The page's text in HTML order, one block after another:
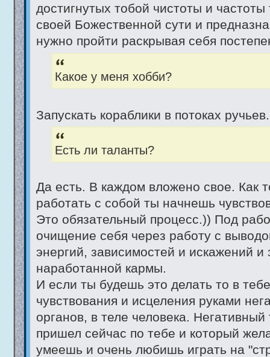
достигнутых тобой чистоты и
своей Божественной сути и
нужно пройти раскрывая себя
Какое у меня хобби?
Запускать кораблики в потоках
Есть ли таланты?
Да есть. В каждом вложено свое. Как
работать с собой ты начнешь
Это обязательный процесс.)) Под
очищение себя через работу с
энергий, зависимостей и искажений и
наработанной кармы.
И если ты будешь это делать то в
чувствования и исцеления руками
органов, в теле человека.
пришел сейчас по тебе и который
умеешь и очень любишь играть на